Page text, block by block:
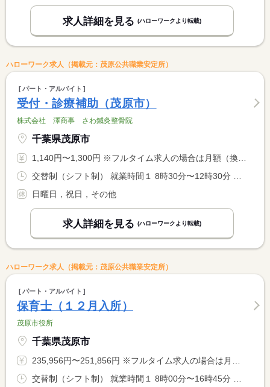
求人詳細を見る (ハローワークより転載)
ハローワーク求人（掲載元：茂原公共職業安定所）
パート・アルバイト
受付・診療補助（茂原市）
株式会社 澤商事 さわ鍼灸整骨院
千葉県茂原市
1,140円〜1,300円 ※フルタイム求人の場合は月額（換算額）、パート求人の場合は時間額を表示しています。
日曜日，祝日，その他
求人詳細を見る (ハローワークより転載)
ハローワーク求人（掲載元：茂原公共職業安定所）
パート・アルバイト
保育士（１２月入所）
茂原市役所
千葉県茂原市
235,956円〜251,856円 ※フルタイム求人の場合は月額（換算額）、パート求人の場合は時間額を表示しています。